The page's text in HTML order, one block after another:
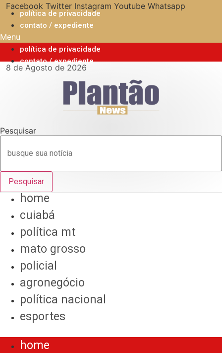
para
conteúdo
Facebook Twitter Instagram Youtube Whatsapp
política de privacidade
contato / expediente
Menu
política de privacidade
contato / expediente
8 de Agosto de 2026
Pesquisar
Pesquisar
home
cuiabá
política mt
mato grosso
policial
agronegócio
política nacional
esportes
home